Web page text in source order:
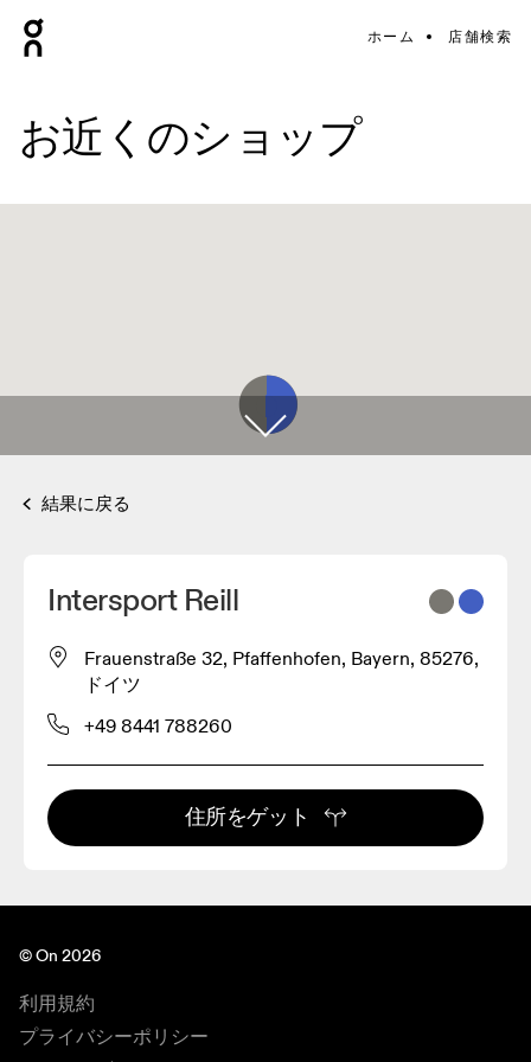
ホーム 店舗検索
お近くのショップ
結果に戻る
Intersport Reill
Frauenstraße 32, Pfaffenhofen, Bayern, 85276,
ドイツ
+49 8441 788260
住所をゲット
© On 2026
利用規約
プライバシーポリシー